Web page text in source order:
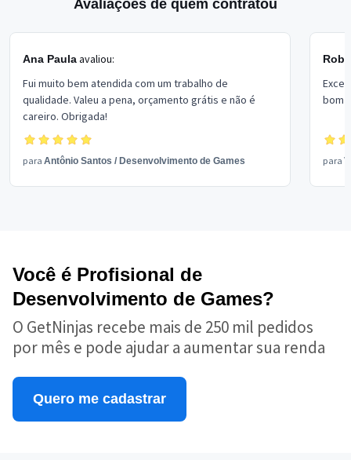
Avaliações de quem contratou
Ana Paulaavaliou:
Fui muito bem atendida com um trabalho de
qualidade. Valeu a pena, orçamento grátis e não é
careiro. Obrigada!
para Antônio Santos / Desenvolvimento de Games
bom
para
Você é Profisional de
Desenvolvimento de Games?
O GetNinjas recebe mais de 250 mil pedidos
por mês e pode ajudar a aumentar sua renda
Quero me cadastrar